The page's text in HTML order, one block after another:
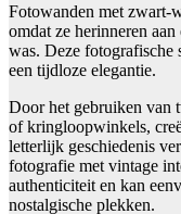
Fotowanden met zwart-
omdat ze herinneren
was. Deze fotografische
een tijdloze elegantie.
Door het gebruiken van
of kringloopwinkels,
letterlijk geschiedenis
fotografie met vintage
authenticiteit en kan
nostalgische plekken.